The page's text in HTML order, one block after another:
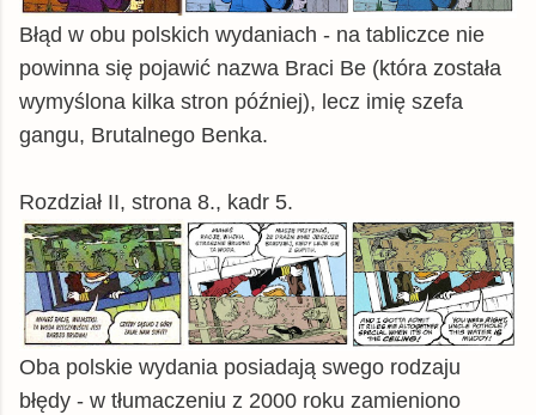
Błąd w obu polskich wydaniach - na tabliczce nie
powinna się pojawić nazwa Braci Be (która została
wymyślona kilka stron później), lecz imię szefa
gangu, Brutalnego Benka.
Rozdział II, strona 8., kadr 5.
Oba polskie wydania posiadają swego rodzaju
błędy - w tłumaczeniu z 2000 roku zamieniono